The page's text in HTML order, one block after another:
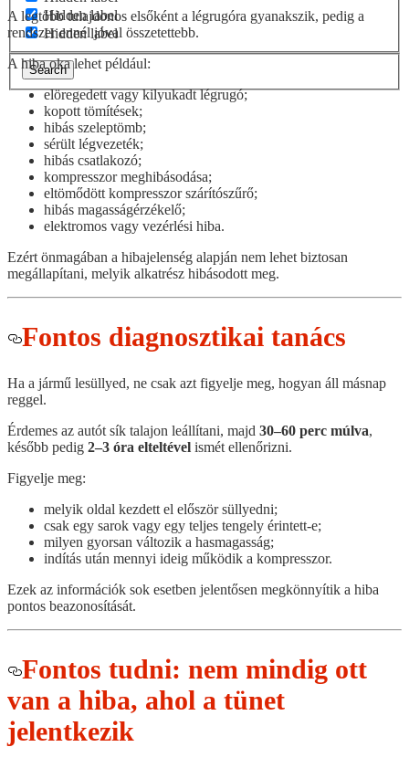
Hidden label
Hidden label
Search
A legtöbb tulajdonos elsőként a légrugóra gyanakszik, pedig a
rendszer ennél jóval összetettebb.
A hiba oka lehet például:
elöregedett vagy kilyukadt légrugó;
kopott tömítések;
hibás szeleptömb;
sérült légvezeték;
hibás csatlakozó;
kompresszor meghibásodása;
eltömődött kompresszor szárítószűrő;
hibás magasságérzékelő;
elektromos vagy vezérlési hiba.
Ezért önmagában a hibajelenség alapján nem lehet biztosan
megállapítani, melyik alkatrész hibásodott meg.
Fontos diagnosztikai tanács
Ha a jármű lesüllyed, ne csak azt figyelje meg, hogyan áll másnap
reggel.
Érdemes az autót sík talajon leállítani, majd 30–60 perc múlva,
később pedig 2–3 óra elteltével ismét ellenőrizni.
Figyelje meg:
melyik oldal kezdett el először süllyedni;
csak egy sarok vagy egy teljes tengely érintett-e;
milyen gyorsan változik a hasmagasság;
indítás után mennyi ideig működik a kompresszor.
Ezek az információk sok esetben jelentősen megkönnyítik a hiba
pontos beazonosítását.
Fontos tudni: nem mindig ott
van a hiba, ahol a tünet
jelentkezik